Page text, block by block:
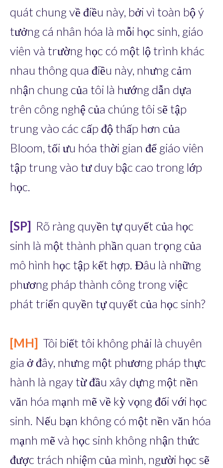
quát chung về điều này, bởi vì toàn bộ ý
tưởng cá nhân hóa là mỗi học sinh, giáo
viên và trường học có một lộ trình khác
nhau thông qua điều này, nhưng cảm
nhận chung của tôi là hướng dẫn dựa
trên công nghệ của chúng tôi sẽ tập
trung vào các cấp độ thấp hơn của
Bloom, tối ưu hóa thời gian để giáo viên
tập trung vào tư duy bậc cao trong lớp
học.
[SP] Rõ ràng quyền tự quyết của học
sinh là một thành phần quan trọng của
mô hình học tập kết hợp. Đâu là những
phương pháp thành công trong việc
phát triển quyền tự quyết của học sinh?
[MH] Tôi biết tôi không phải là chuyên
gia ở đây, nhưng một phương pháp thực
hành là ngay từ đầu xây dựng một nền
văn hóa mạnh mẽ về kỳ vọng đối với học
sinh. Nếu bạn không có một nền văn hóa
mạnh mẽ và học sinh không nhận thức
được trách nhiệm của mình, người học sẽ